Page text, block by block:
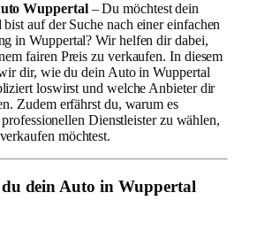
Wuppertal– Du möchtest dein
auf der Suche nach einer einfachen
in Wuppertal? Wir helfen dir dabei,
fairen Preis zu verkaufen. In diesem
dir, wie du dein Auto in Wuppertal
loswirst und welche Anbieter dir
Zudem erfährst du, warum es
Dienstleister zu wählen,
möchtest.
dein Auto in Wuppertal